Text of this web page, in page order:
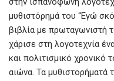
μυθιστόρημά του “Εγώ
βιβλία με πρωταγωνιστή
χάρισε στη λογοτεχνία
και πολιτισμικό χρονικό
αιώνα. Τα μυθιστορήματά